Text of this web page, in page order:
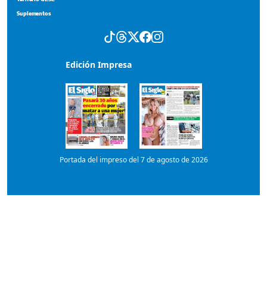
Portada del impreso del 7 de agosto de 2026